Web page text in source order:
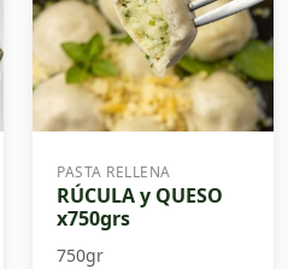
PASTA RELLENA
RÚCULA y QUESO
x750grs
750gr